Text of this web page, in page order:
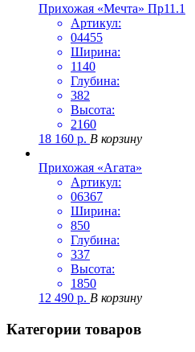
Прихожая «Мечта» Пр11.1
Артикул:
04455
Ширина:
1140
Глубина:
382
Высота:
2160
18 160 р. В корзину
Прихожая «Агата»
Артикул:
06367
Ширина:
850
Глубина:
337
Высота:
1850
12 490 р. В корзину
Категории товаров